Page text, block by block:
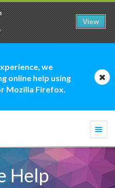
we
online help using
Mozilla Firefox.
Help
View